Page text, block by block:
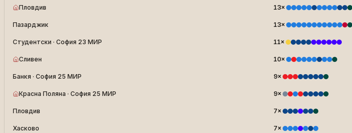
Пловдив 13×
Пазарджик 13×
Студентски · София 23 МИР 11×
Сливен 10×
Банкя · София 25 МИР 9×
Красна Поляна · София 25 МИР 9×
Пловдив 7×
Хасково 7×